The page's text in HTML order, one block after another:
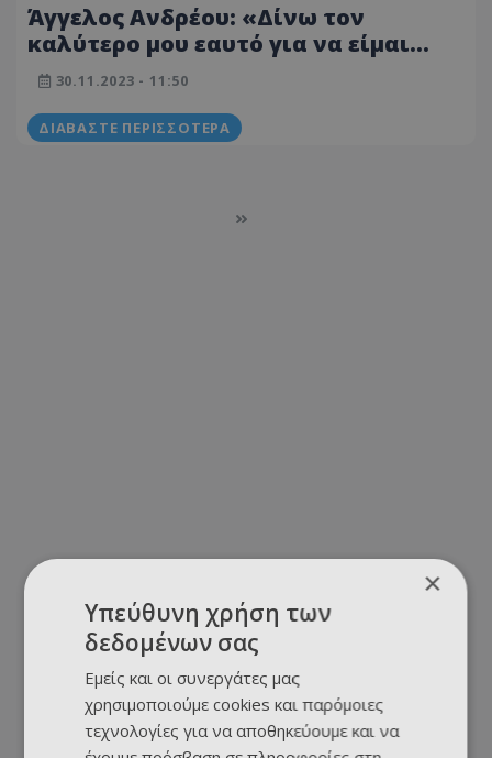
Άγγελος Ανδρέου: «Δίνω τον
καλύτερο μου εαυτό για να είμαι
στην ενδεκάδα»
30.11.2023 - 11:50
ΔΙΑΒΆΣΤΕ ΠΕΡΙΣΣΌΤΕΡΑ
×
Υπεύθυνη χρήση των
δεδομένων σας
Εμείς και οι συνεργάτες μας
χρησιμοποιούμε cookies και παρόμοιες
τεχνολογίες για να αποθηκεύουμε και να